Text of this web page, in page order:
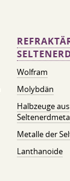
Wolfram
Molybdän
Halbzeuge aus
Metalle der
Lanthanoide